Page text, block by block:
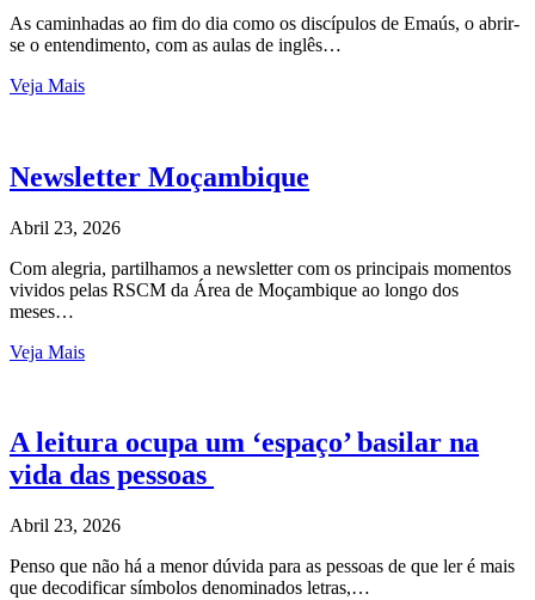
As caminhadas ao fim do dia como os discípulos de Emaús, o abrir-
se o entendimento, com as aulas de inglês…
Veja Mais
Newsletter Moçambique
Abril 23, 2026
Com alegria, partilhamos a newsletter com os principais momentos
vividos pelas RSCM da Área de Moçambique ao longo dos
meses…
Veja Mais
A leitura ocupa um ‘espaço’ basilar na
vida das pessoas
Abril 23, 2026
Penso que não há a menor dúvida para as pessoas de que ler é mais
que decodificar símbolos denominados letras,…